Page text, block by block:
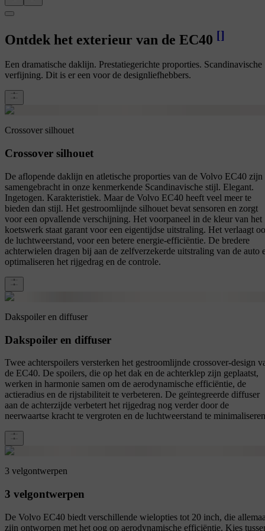
Ontdek het exterieur van de EC40 []
Een dramatische daklijn. Prestatiegerichte proporties. Scandinavische
verfijning. Dit is er een voor de designliefhebbers.
Crossover silhouet
Crossover silhouet
De aflopende daklijn en atletische proporties van de Volvo EC40 zijn
samengebracht in onze kenmerkende Scandinavische stijl. Elegant.
Ingetogen. Karakteristiek. Maar de Volvo EC40 heeft veel meer te
bieden dan stijl. Het gestroomlijnde silhouet bevat sensoren en zorgt
voor een opvallende verschijning. Het voorpaneel in de kleur van het
koetswerk staat garant voor een eigentijdse uitstraling. Het verlaagt
de luchtweerstand, voor een betere energie-efficiëntie. De bredere
achterwielen dragen bij aan de zelfverzekerde uitstraling van de auto
optimaliseren het rijgedrag en de controle.
Dakspoiler en diffuser
Dakspoiler en diffuser
Twee achterspoilers versterken het gestroomlijnde crossover-design
de EC40. De spoilers, die op het dak en de achterklep zijn geplaatst,
werken in harmonie samen om de aerodynamische efficiëntie, de
actieradius en de rijstabiliteit te verbeteren. De geïntegreerde diffuser
aan de achterzijde verbetert het rijgedrag nog verder door de
neerwaartse kracht te vergroten en de luchtweerstand te
3 velgontwerpen
3 velgontwerpen
De Volvo EC40 biedt verschillende wielopties tot 20 inch, die
zijn ontworpen met het oog op aerodynamische efficiëntie. Kies